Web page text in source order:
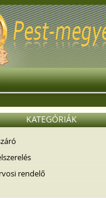
KATEGÓRIÁK
rendelő